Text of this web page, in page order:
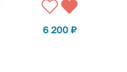
6 200 ₽